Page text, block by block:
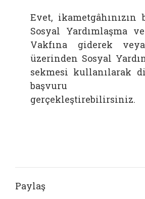
Evet,
Sosyal Yardımlaşma
Vakfına giderek
üzerinden Sosyal
sekmesi kullanılarak
başvuru
gerçekleştirebilirsiniz.
Paylaş